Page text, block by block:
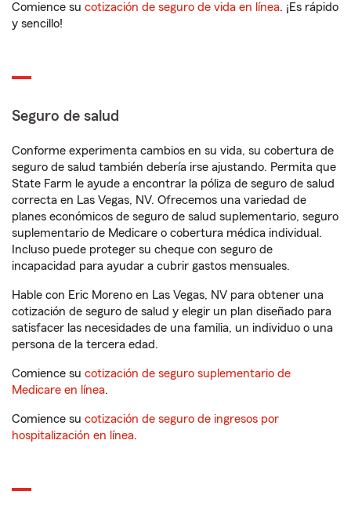
Comience su cotización de seguro de vida en línea. ¡Es rápido
y sencillo!
Seguro de salud
Conforme experimenta cambios en su vida, su cobertura de
seguro de salud también debería irse ajustando. Permita que
State Farm le ayude a encontrar la póliza de seguro de salud
correcta en Las Vegas, NV. Ofrecemos una variedad de
planes económicos de seguro de salud suplementario, seguro
suplementario de Medicare o cobertura médica individual.
Incluso puede proteger su cheque con seguro de
incapacidad para ayudar a cubrir gastos mensuales.
Hable con Eric Moreno en Las Vegas, NV para obtener una
cotización de seguro de salud y elegir un plan diseñado para
satisfacer las necesidades de una familia, un individuo o una
persona de la tercera edad.
Comience su cotización de seguro suplementario de
Medicare en línea.
Comience su cotización de seguro de ingresos por
hospitalización en línea.